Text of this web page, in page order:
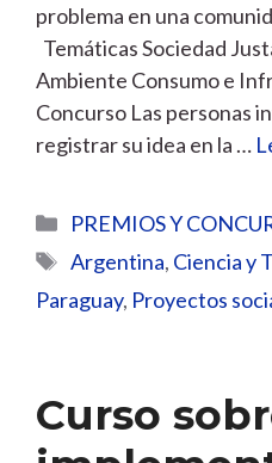
problema en una
Temáticas Sociedad
Ambiente Consumo e
Concurso Las personas
registrar su idea en la …
Categorías
PREMIOS Y
Etiquetas
Argentina, Ciencia y
Paraguay, Proyectos
Curso